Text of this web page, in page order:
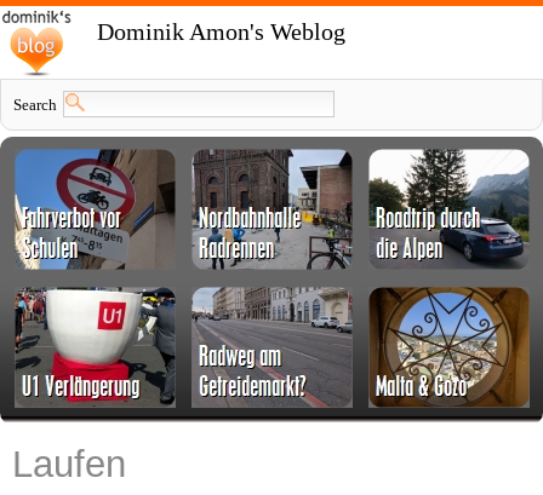
Dominik Amon's Weblog
Search
Laufen